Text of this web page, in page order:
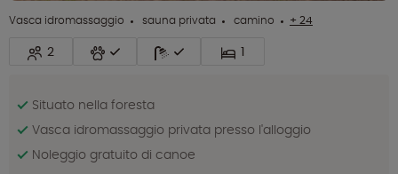
Vasca idromassaggio sauna privata camino + 24
2 1
Situato nella foresta
Vasca idromassaggio privata presso l'alloggio
Noleggio gratuito di canoe